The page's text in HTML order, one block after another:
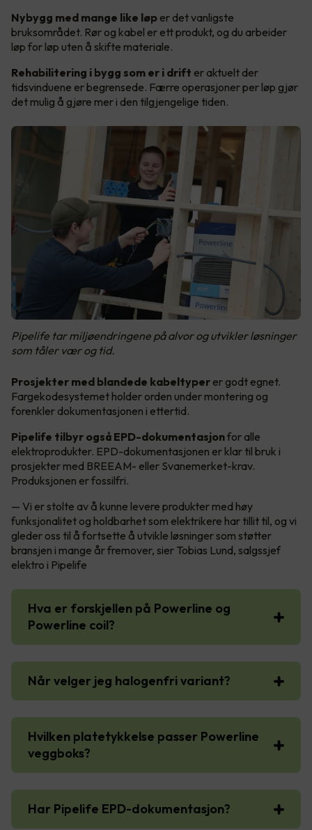
Nybygg med mange like løp er det vanligste
bruksområdet. Rør og kabel er ett produkt, og du arbeider
løp for løp uten å skifte materiale.
Rehabilitering i bygg som er i drift er aktuelt der
tidsvinduene er begrensede. Færre operasjoner per løp gjør
det mulig å gjøre mer i den tilgjengelige tiden.
Pipelife tar miljøendringene på alvor og utvikler løsninger
som tåler vær og tid.
Prosjekter med blandede kabeltyper er godt egnet.
Fargekodesystemet holder orden under montering og
forenkler dokumentasjonen i ettertid.
Pipelife tilbyr også EPD-dokumentasjonfor alle
elektroprodukter. EPD-dokumentasjonen er klar til bruk i
prosjekter med BREEAM- eller Svanemerket-krav.
Produksjonen er fossilfri.
— Vi er stolte av å kunne levere produkter med høy
funksjonalitet og holdbarhet som elektrikere har tillit til, og vi
gleder oss til å fortsette å utvikle løsninger som støtter
bransjen i mange år fremover, sier Tobias Lund, salgssjef
elektro i Pipelife
Hva er forskjellen på Powerline og
Powerline coil?
Når velger jeg halogenfri variant?
Hvilken platetykkelse passer Powerline
veggboks?
Har Pipelife EPD-dokumentasjon?